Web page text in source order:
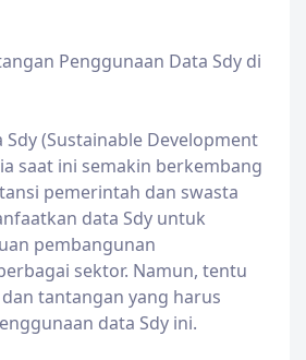
Penggunaan Data Sdy di
(Sustainable Development
saat ini semakin berkembang
pemerintah dan swasta
data Sdy untuk
pembangunan
sektor. Namun, tentu
tantangan yang harus
data Sdy ini.